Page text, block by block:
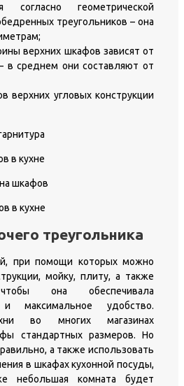
согласно геометрической
треугольников – она
верхних шкафов зависят от
в среднем они составляют от
верхних угловых конструкции
треугольника
при помощи которых можно
мойку, плиту, а также
она обеспечивала
и максимальное удобство.
во многих магазинах
стандартных размеров. Но
а также использовать
в шкафах кухонной посуды,
небольшая комната будет